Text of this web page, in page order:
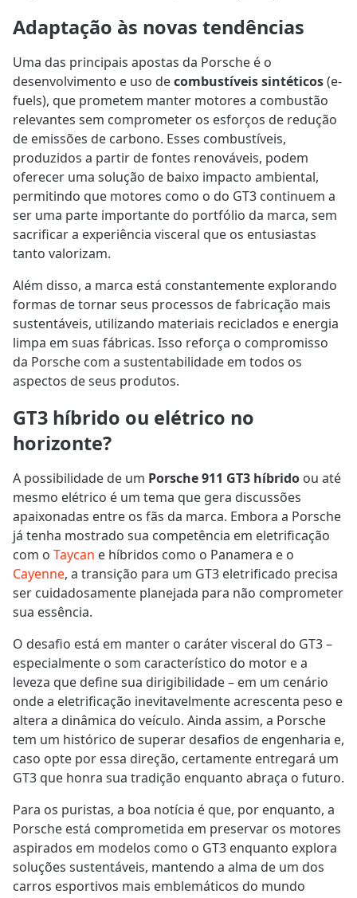
Adaptação às novas tendências
Uma das principais apostas da Porsche é o
desenvolvimento e uso decombustíveis sintéticos(e-
fuels), que prometem manter motores a combustão
relevantes sem comprometer os esforços de redução
de emissões de carbono. Esses combustíveis,
produzidos a partir de fontes renováveis, podem
oferecer uma solução de baixo impacto ambiental,
permitindo que motores como o do GT3 continuem a
ser uma parte importante do portfólio da marca, sem
sacrificar a experiência visceral que os entusiastas
tanto valorizam.
Além disso, a marca está constantemente explorando
formas de tornar seus processos de fabricação mais
sustentáveis, utilizando materiais reciclados e energia
limpa em suas fábricas. Isso reforça o compromisso
da Porsche com a sustentabilidade em todos os
aspectos de seus produtos.
GT3 híbrido ou elétrico no
horizonte?
A possibilidade de um Porsche 911 GT3 híbrido ou até
mesmo elétrico é um tema que gera discussões
apaixonadas entre os fãs da marca. Embora a Porsche
já tenha mostrado sua competência em eletrificação
com o Taycan e híbridos como o Panamera e o
Cayenne, a transição para um GT3 eletrificado precisa
ser cuidadosamente planejada para não comprometer
sua essência.
O desafio está em manter o caráter visceral do GT3 –
especialmente o som característico do motor e a
leveza que define sua dirigibilidade – em um cenário
onde a eletrificação inevitavelmente acrescenta peso e
altera a dinâmica do veículo. Ainda assim, a Porsche
tem um histórico de superar desafios de engenharia e,
caso opte por essa direção, certamente entregará um
GT3 que honra sua tradição enquanto abraça o futuro.
Para os puristas, a boa notícia é que, por enquanto, a
Porsche está comprometida em preservar os motores
aspirados em modelos como o GT3 enquanto explora
soluções sustentáveis, mantendo a alma de um dos
carros esportivos mais emblemáticos do mundo